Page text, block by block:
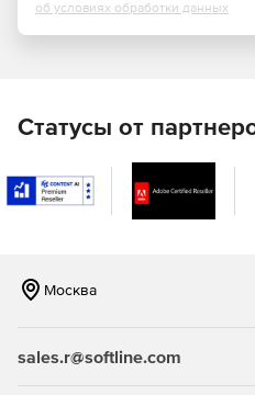
Фильтрация контента.
Профили защиты:
Межсетевых экранов типа
(ИТ.МЭ.А4.ПЗ).
Кому подходит межсетевой
об условиях обработки данных
Статусы от
Москва
sales.r@softline.com